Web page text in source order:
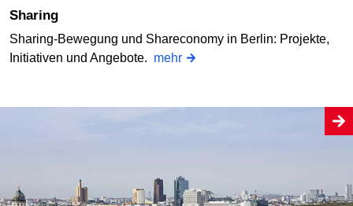
Sharing
Sharing-Bewegung und Shareconomy in Berlin: Projekte,
Initiativen und Angebote. mehr